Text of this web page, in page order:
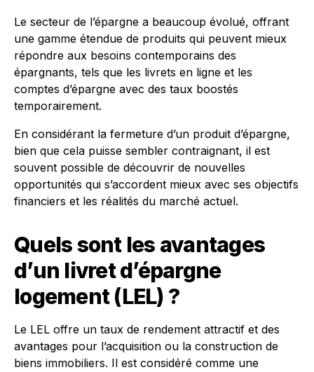
Le secteur de l’épargne a beaucoup évolué, offrant
une gamme étendue de produits qui peuvent mieux
répondre aux besoins contemporains des
épargnants, tels que les livrets en ligne et les
comptes d’épargne avec des taux boostés
temporairement.
En considérant la fermeture d’un produit d’épargne,
bien que cela puisse sembler contraignant, il est
souvent possible de découvrir de nouvelles
opportunités qui s’accordent mieux avec ses objectifs
financiers et les réalités du marché actuel.
Quels sont les avantages
d’un livret d’épargne
logement (LEL) ?
Le LEL offre un taux de rendement attractif et des
avantages pour l’acquisition ou la construction de
biens immobiliers. Il est considéré comme une